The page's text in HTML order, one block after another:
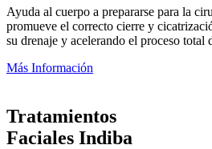
Ayuda al cuerpo a prepararse para la
promueve el correcto cierre y
su drenaje y acelerando el proceso total
Más Información
Tratamientos
Faciales Indiba